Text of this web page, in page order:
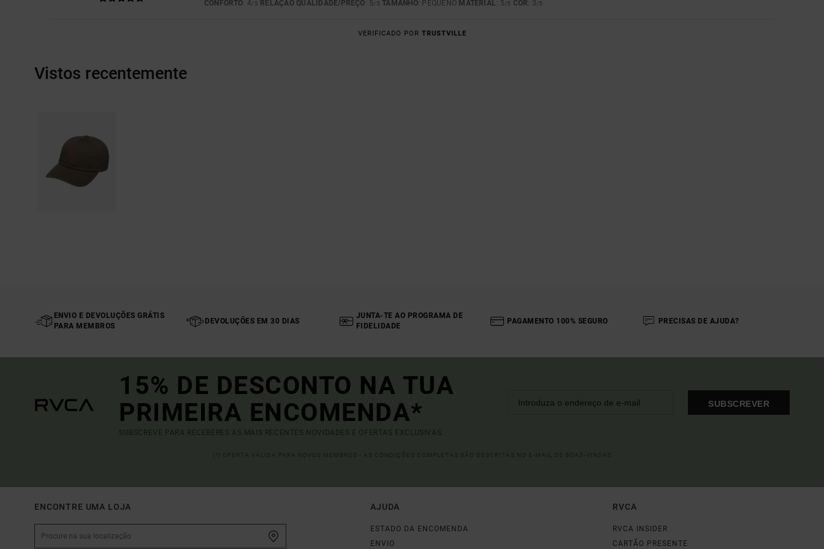
CONFORTO: 4/5 RELAÇÃO QUALIDADE/PREÇO: 5/5 TAMANHO: PEQUENO MATERIAL: 5/5 COR: 3/5
VERIFICADO POR TRUSTVILLE
Vistos recentemente
ENVIO E DEVOLUÇÕES GRÁTIS
PARA MEMBROS
DEVOLUÇÕES EM 30 DIAS
JUNTA-TE AO PROGRAMA DE
FIDELIDADE
PAGAMENTO 100% SEGURO PRECISAS DE AJUDA?
15% DE DESCONTO NA TUA
PRIMEIRA ENCOMENDA*
SUBSCREVE PARA RECEBERES AS MAIS RECENTES NOVIDADES E OFERTAS EXCLUSIVAS.
SUBSCREVER
ENCONTRE UMA LOJA AJUDA
ESTADO DA ENCOMENDA
ENVIO
RVCA
RVCA INSIDER
CARTÃO PRESENTE